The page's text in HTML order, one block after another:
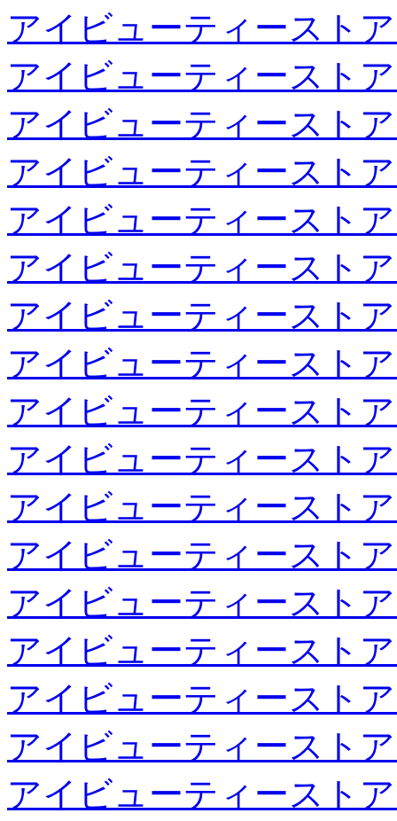
アイビューティースト
アイビューティースト
アイビューティースト
アイビューティースト
アイビューティースト
アイビューティースト
アイビューティースト
アイビューティースト
アイビューティースト
アイビューティースト
アイビューティースト
アイビューティースト
アイビューティースト
アイビューティースト
アイビューティースト
アイビューティースト
アイビューティースト